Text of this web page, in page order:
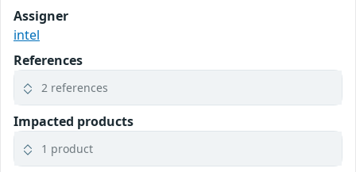
Assigner
intel
References
2 references
Impacted products
1 product